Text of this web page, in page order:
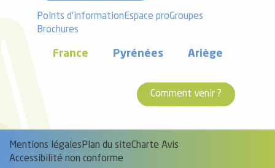
Points d'informationEspace proGroupes
Brochures
France Pyrénées Ariège
Comment venir ?
Mentions légalesPlan du siteCharte Avis
Accessibilité non conforme